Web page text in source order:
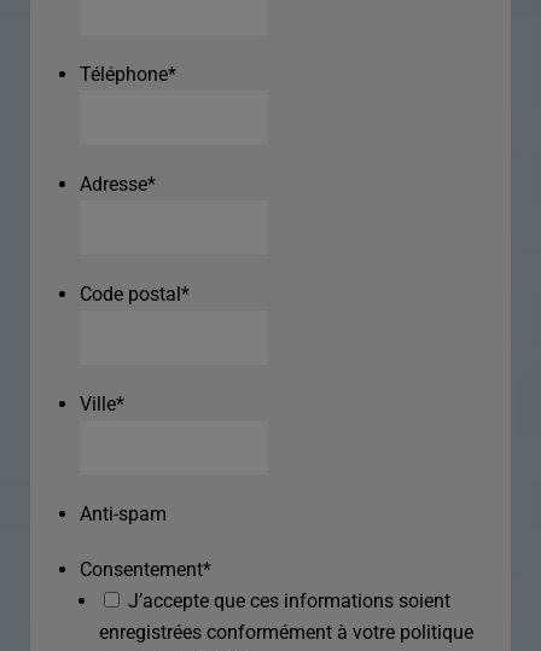
Téléphone*
Adresse*
Code postal*
Ville*
Anti-spam
Consentement*
J’accepte que ces informations soient
enregistrées conformément à votre politique